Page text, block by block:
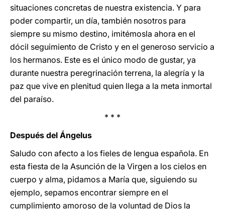
situaciones concretas de nuestra existencia. Y para
poder compartir, un día, también nosotros para
siempre su mismo destino, imitémosla ahora en el
dócil seguimiento de Cristo y en el generoso servicio a
los hermanos. Este es el único modo de gustar, ya
durante nuestra peregrinación terrena, la alegría y la
paz que vive en plenitud quien llega a la meta inmortal
del paraíso.
* * *
Después del Ángelus
Saludo con afecto a los fieles de lengua española. En
esta fiesta de la Asunción de la Virgen a los cielos en
cuerpo y alma, pidamos a María que, siguiendo su
ejemplo, sepamos encontrar siempre en el
cumplimiento amoroso de la voluntad de Dios la